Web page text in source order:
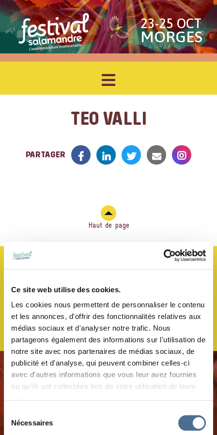
Ce site web utilise des cookies.
Les cookies nous permettent de personnaliser le contenu
et les annonces, d'offrir des fonctionnalités relatives aux
médias sociaux et d'analyser notre trafic. Nous
partageons également des informations sur l'utilisation de
notre site avec nos partenaires de médias sociaux, de
publicité et d'analyse, qui peuvent combiner celles-ci
avec d'autres informations que vous leur avez fournies
ou qu'ils ont collectées lors de votre utilisation de leurs
Nécessaires
23-25 OCT
MORGES
TEO VALLI
PARTAGER
Haut de page
JE M’ABONNE À LA NEWSLETTER !